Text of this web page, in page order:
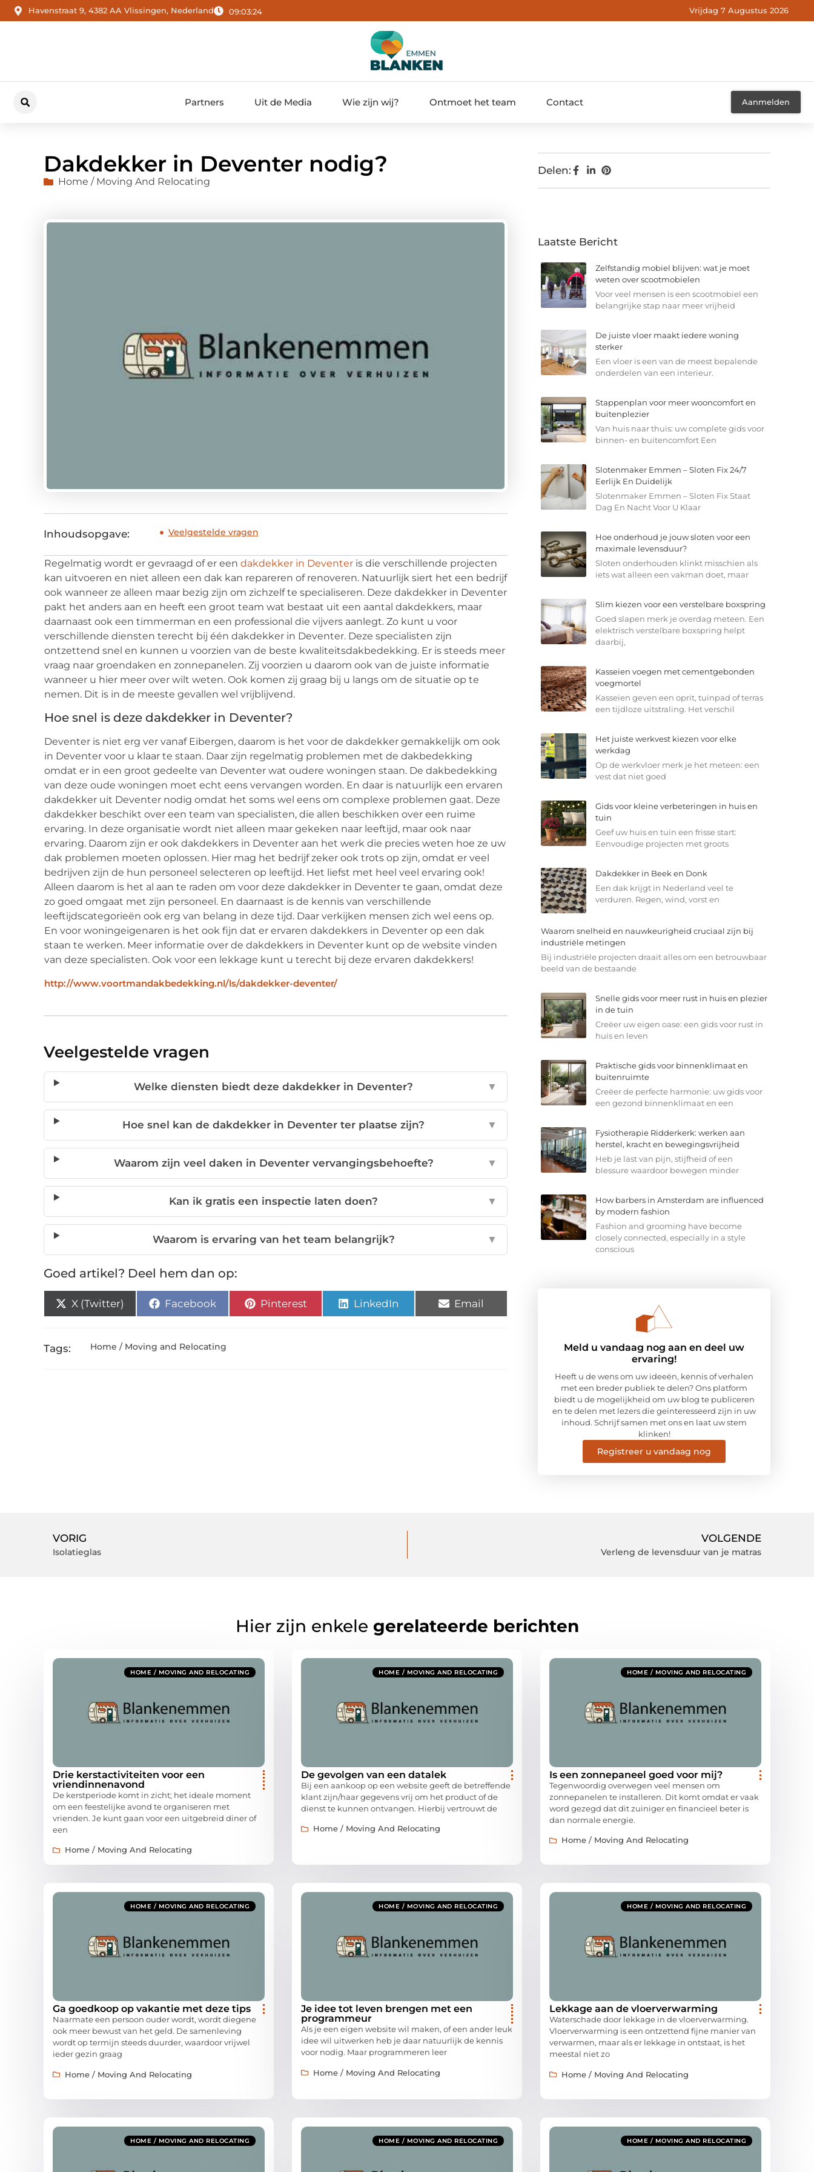
Havenstraat 9, 4382 AA Vlissingen, Nederland 09:03:25 Vrijdag 7 Augustus 2026
Partners Uit de Media Wie zijn wij? Ontmoet het team Contact Aanmelden
Dakdekker in Deventer nodig?
Home / Moving And Relocating
Inhoudsopgave: Veelgestelde vragen
Regelmatig wordt er gevraagd of er een dakdekker in Deventer is die verschillende projecten
kan uitvoeren en niet alleen een dak kan repareren of renoveren. Natuurlijk siert het een bedrijf
ook wanneer ze alleen maar bezig zijn om zichzelf te specialiseren. Deze dakdekker in Deventer
pakt het anders aan en heeft een groot team wat bestaat uit een aantal dakdekkers, maar
daarnaast ook een timmerman en een professional die vijvers aanlegt. Zo kunt u voor
verschillende diensten terecht bij één dakdekker in Deventer. Deze specialisten zijn
ontzettend snel en kunnen u voorzien van de beste kwaliteitsdakbedekking. Er is steeds meer
vraag naar groendaken en zonnepanelen. Zij voorzien u daarom ook van de juiste informatie
wanneer u hier meer over wilt weten. Ook komen zij graag bij u langs om de situatie op te
nemen. Dit is in de meeste gevallen wel vrijblijvend.
Hoe snel is deze dakdekker in Deventer?
Deventer is niet erg ver vanaf Eibergen, daarom is het voor de dakdekker gemakkelijk om ook
in Deventer voor u klaar te staan. Daar zijn regelmatig problemen met de dakbedekking
omdat er in een groot gedeelte van Deventer wat oudere woningen staan. De dakbedekking
van deze oude woningen moet echt eens vervangen worden. En daar is natuurlijk een ervaren
dakdekker uit Deventer nodig omdat het soms wel eens om complexe problemen gaat. Deze
dakdekker beschikt over een team van specialisten, die allen beschikken over een ruime
ervaring. In deze organisatie wordt niet alleen maar gekeken naar leeftijd, maar ook naar
ervaring. Daarom zijn er ook dakdekkers in Deventer aan het werk die precies weten hoe ze uw
dak problemen moeten oplossen. Hier mag het bedrijf zeker ook trots op zijn, omdat er veel
bedrijven zijn de hun personeel selecteren op leeftijd. Het liefst met heel veel ervaring ook!
Alleen daarom is het al aan te raden om voor deze dakdekker in Deventer te gaan, omdat deze
zo goed omgaat met zijn personeel. En daarnaast is de kennis van verschillende
leeftijdscategorieën ook erg van belang in deze tijd. Daar verkijken mensen zich wel eens op.
En voor woningeigenaren is het ook fijn dat er ervaren dakdekkers in Deventer op een dak
staan te werken. Meer informatie over de dakdekkers in Deventer kunt op de website vinden
van deze specialisten. Ook voor een lekkage kunt u terecht bij deze ervaren dakdekkers!
http://www.voortmandakbedekking.nl/ls/dakdekker-deventer/
Veelgestelde vragen
Welke diensten biedt deze dakdekker in Deventer? ▼
Hoe snel kan de dakdekker in Deventer ter plaatse zijn? ▼
Waarom zijn veel daken in Deventer vervangingsbehoefte? ▼
Kan ik gratis een inspectie laten doen? ▼
Waarom is ervaring van het team belangrijk? ▼
Goed artikel? Deel hem dan op:
X (Twitter) Facebook Pinterest LinkedIn Email
Tags: Home / Moving and Relocating
Delen:
Laatste Bericht
Zelfstandig mobiel blijven: wat je moet
weten over scootmobielen
Voor veel mensen is een scootmobiel een
belangrijke stap naar meer vrijheid
De juiste vloer maakt iedere woning
sterker
Een vloer is een van de meest bepalende
onderdelen van een interieur.
Stappenplan voor meer wooncomfort en
buitenplezier
Van huis naar thuis: uw complete gids voor
binnen- en buitencomfort Een
Slotenmaker Emmen – Sloten Fix 24/7
Eerlijk En Duidelijk
Slotenmaker Emmen – Sloten Fix Staat
Dag En Nacht Voor U Klaar
Hoe onderhoud je jouw sloten voor een
maximale levensduur?
Sloten onderhouden klinkt misschien als
iets wat alleen een vakman doet, maar
Slim kiezen voor een verstelbare boxspring
Goed slapen merk je overdag meteen. Een
elektrisch verstelbare boxspring helpt
daarbij,
Kasseien voegen met cementgebonden
voegmortel
Kasseien geven een oprit, tuinpad of terras
een tijdloze uitstraling. Het verschil
Het juiste werkvest kiezen voor elke
werkdag
Op de werkvloer merk je het meteen: een
vest dat niet goed
Gids voor kleine verbeteringen in huis en
tuin
Geef uw huis en tuin een frisse start:
Eenvoudige projecten met groots
Dakdekker in Beek en Donk
Een dak krijgt in Nederland veel te
verduren. Regen, wind, vorst en
Waarom snelheid en nauwkeurigheid cruciaal zijn bij
industriële metingen
Bij industriële projecten draait alles om een betrouwbaar
beeld van de bestaande
Snelle gids voor meer rust in huis en plezier
in de tuin
Creëer uw eigen oase: een gids voor rust in
huis en leven
Praktische gids voor binnenklimaat en
buitenruimte
Creëer de perfecte harmonie: uw gids voor
een gezond binnenklimaat en een
Fysiotherapie Ridderkerk: werken aan
herstel, kracht en bewegingsvrijheid
Heb je last van pijn, stijfheid of een
blessure waardoor bewegen minder
How barbers in Amsterdam are influenced
by modern fashion
Fashion and grooming have become
closely connected, especially in a style
conscious
Meld u vandaag nog aan en deel uw
ervaring!
Heeft u de wens om uw ideeën, kennis of verhalen
met een breder publiek te delen? Ons platform
biedt u de mogelijkheid om uw blog te publiceren
en te delen met lezers die geïnteresseerd zijn in uw
inhoud. Schrijf samen met ons en laat uw stem
klinken!
Registreer u vandaag nog
VORIG
Isolatieglas
VOLGENDE
Verleng de levensduur van je matras
Hier zijn enkele gerelateerde berichten
HOME / MOVING AND RELOCATING
Drie kerstactiviteiten voor een
vriendinnenavond
De kerstperiode komt in zicht; het ideale moment
om een feestelijke avond te organiseren met
vrienden. Je kunt gaan voor een uitgebreid diner of
een
Home / Moving And Relocating
HOME / MOVING AND RELOCATING
De gevolgen van een datalek
Bij een aankoop op een website geeft de betreffende
klant zijn/haar gegevens vrij om het product of de
dienst te kunnen ontvangen. Hierbij vertrouwt de
Home / Moving And Relocating
HOME / MOVING AND RELOCATING
Is een zonnepaneel goed voor mij?
Tegenwoordig overwegen veel mensen om
zonnepanelen te installeren. Dit komt omdat er vaak
word gezegd dat dit zuiniger en financieel beter is
dan normale energie.
Home / Moving And Relocating
HOME / MOVING AND RELOCATING
Ga goedkoop op vakantie met deze tips
Naarmate een persoon ouder wordt, wordt diegene
ook meer bewust van het geld. De samenleving
wordt op termijn steeds duurder, waardoor vrijwel
ieder gezin graag
Home / Moving And Relocating
HOME / MOVING AND RELOCATING
Je idee tot leven brengen met een
programmeur
Als je een eigen website wil maken, of een ander leuk
idee wil uitwerken heb je daar natuurlijk de kennis
voor nodig. Maar programmeren leer
Home / Moving And Relocating
HOME / MOVING AND RELOCATING
Lekkage aan de vloerverwarming
Waterschade door lekkage in de vloerverwarming.
Vloerverwarming is een ontzettend fijne manier van
verwarmen, maar als er lekkage in ontstaat, is het
meestal niet zo
Home / Moving And Relocating
HOME / MOVING AND RELOCATING HOME / MOVING AND RELOCATING HOME / MOVING AND RELOCATING